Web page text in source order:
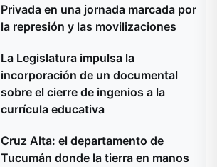
Privada en una jornada marcada por
la represión y las movilizaciones
La Legislatura impulsa la
incorporación de un documental
sobre el cierre de ingenios a la
currícula educativa
Cruz Alta: el departamento de
Tucumán donde la tierra en manos